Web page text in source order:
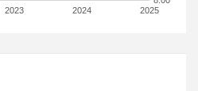
2023 2024 2025